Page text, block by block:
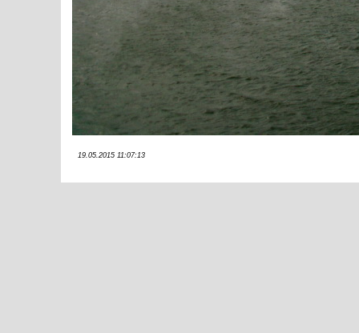
19.05.2015 11:07:13